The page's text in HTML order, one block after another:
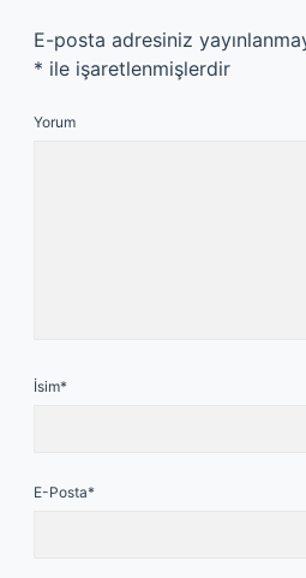
E-posta adresiniz
* ile işaretlenmişlerdir
Yorum
İsim*
E-Posta*